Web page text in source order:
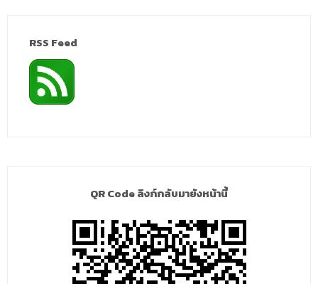
RSS Feed
QR Code ลิงก์กลับมายังหน้านี้